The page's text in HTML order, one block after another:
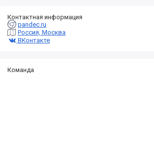
Контактная информация
pandec.ru
Россия, Москва
ВКонтакте
Команда